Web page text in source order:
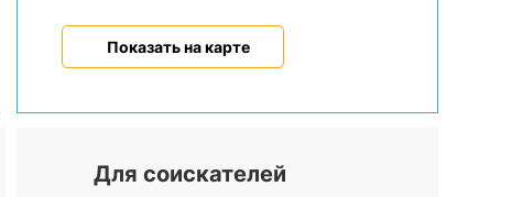
Показать на карте
Для соискателей